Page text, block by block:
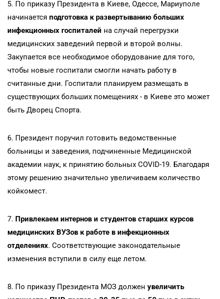
5. По приказу Президента в Киеве, Одессе, Мариуполе
начинается подготовка к развертыванию больших
инфекционных госпиталей на случай перегрузки
медицинских заведений первой и второй волны.
Закупается все необходимое оборудование для того,
чтобы новые госпитали смогли начать работу в
считанные дни. Госпитали планируем размещать в
существующих больших помещениях - в Киеве это может
быть Дворец Спорта.
6. Президент поручил готовить ведомственные
больницы и заведения, подчиненные Медицинской
академии наук, к принятию больных СOVID-19. Благодаря
этому решению значительно увеличиваем количество
койкомест.
7. Привлекаем интернов и студентов старших курсов
медицинских ВУЗов к работе в инфекционных
отделениях. Соответствующие законодательные
изменения вступили в силу еще летом.
8. По приказу Президента МОЗ должен увеличить